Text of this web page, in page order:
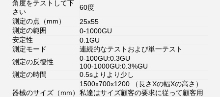
角度をテストして下
さい
60度
測定の点（mm）
25x55
測定の範囲
0-1000GU
安定性
0.1GU
測定モード
連続的なテストおよび単一テスト
測定の反復性
0-100GU:0.3GU
100-1000GU:0.3%GU
測定の時間
0.5sよりより少し
器械のサイズ（mm）
1500x700x1200 （長さXの幅Xの高さ）
私達はサイズ顧客の要求に従って顧客用